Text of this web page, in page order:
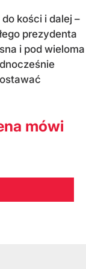
do kości i dalej –
prezydenta
i pod wieloma
mówi